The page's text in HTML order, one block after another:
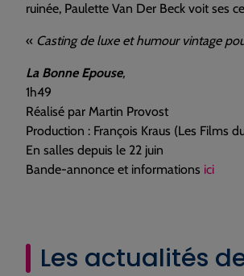
ruinée, Paulette Van Der Beck voit ses
« Casting de luxe et humour vintage
La Bonne Epouse,
1h49
Réalisé par Martin Provost
Production : François Kraus (Les Films
En salles depuis le 22 juin
Bande-annonce et informations ici
Les actualités